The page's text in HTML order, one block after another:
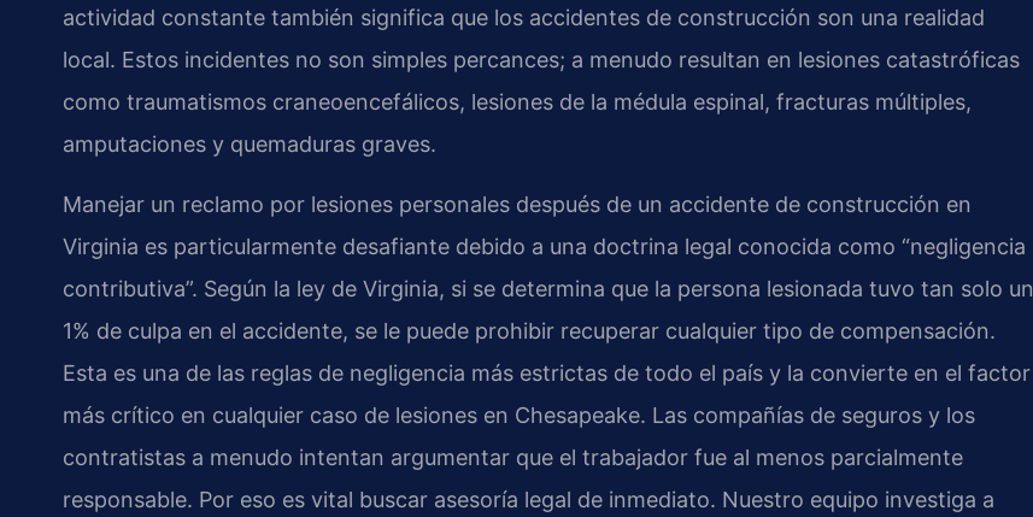
actividad constante también significa que los accidentes de construcción son una realidad
local. Estos incidentes no son simples percances; a menudo resultan en lesiones catastróficas
como traumatismos craneoencefálicos, lesiones de la médula espinal, fracturas múltiples,
amputaciones y quemaduras graves.
Manejar un reclamo por lesiones personales después de un accidente de construcción en
Virginia es particularmente desafiante debido a una doctrina legal conocida como “negligencia
contributiva”. Según la ley de Virginia, si se determina que la persona lesionada tuvo tan solo un
1% de culpa en el accidente, se le puede prohibir recuperar cualquier tipo de compensación.
Esta es una de las reglas de negligencia más estrictas de todo el país y la convierte en el factor
más crítico en cualquier caso de lesiones en Chesapeake. Las compañías de seguros y los
contratistas a menudo intentan argumentar que el trabajador fue al menos parcialmente
responsable. Por eso es vital buscar asesoría legal de inmediato. Nuestro equipo investiga a